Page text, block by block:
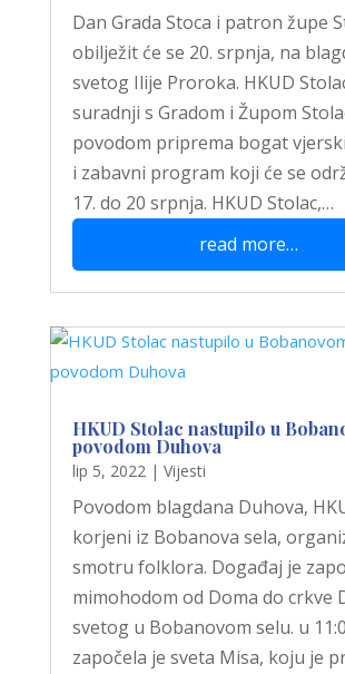
Dan Grada Stoca i patron župe
obilježit će se 20. srpnja, na
svetog Ilije Proroka. HKUD
suradnji s Gradom i Župom
povodom priprema bogat
i zabavni program koji će se
17. do 20 srpnja. HKUD Stolac,…
read more…
HKUD Stolac nastupilo u
povodom Duhova
lip 5, 2022| Vijesti
Povodom blagdana Duhova,
korjeni iz Bobanova sela,
smotru folklora. Događaj je
mimohodom od Doma do crkve
svetog u Bobanovom selu. u
započela je sveta Misa, koju je